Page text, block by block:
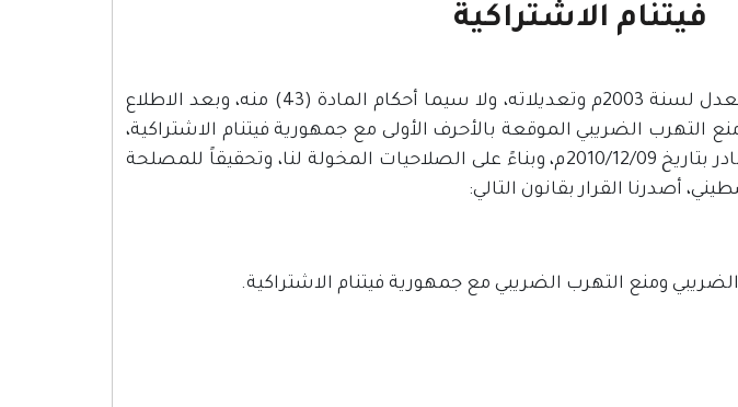
فيتنام الاشتراكية
استناداً لأحكام القانون الأساسي المعدل لسنة 2003م وتعديلاته، ولا سيما أحكام المادة (43) منه، وبعد الاطلاع
التهرب الضريبي الموقعة بالأحرف الأولى مع جمهورية فيتنام الاشتراكية،
والاطلاع على قرار مجلس الوزراء الصادر بتاريخ 2010/12/09م، وبناءً على الصلاحيات المخولة لنا، وتحقيقاً للمصلحة
أصدرنا القرار بقانون التالي:
ومنع التهرب الضريبي مع جمهورية فيتنام الاشتراكية.